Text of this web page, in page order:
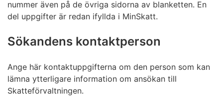
nummer även på de övriga sidorna av blanketten. En
del uppgifter är redan ifyllda i MinSkatt.
Sökandens kontaktperson
Ange här kontaktuppgifterna om den person som kan
lämna ytterligare information om ansökan till
Skatteförvaltningen.